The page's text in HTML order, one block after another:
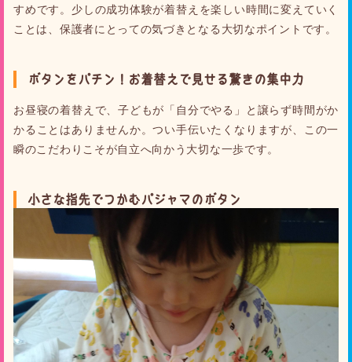
すめです。少しの成功体験が着替えを楽しい時間に変えていく
ことは、保護者にとっての気づきとなる大切なポイントです。
ボタンをパチン！お着替えで見せる驚きの集中力
お昼寝の着替えで、子どもが「自分でやる」と譲らず時間がか
かることはありませんか。つい手伝いたくなりますが、この一
瞬のこだわりこそが自立へ向かう大切な一歩です。
小さな指先でつかむパジャマのボタン